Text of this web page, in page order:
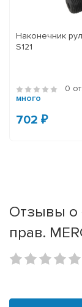
Наконечник
S121
0
много
702 ₽
Отзывы о
прав.